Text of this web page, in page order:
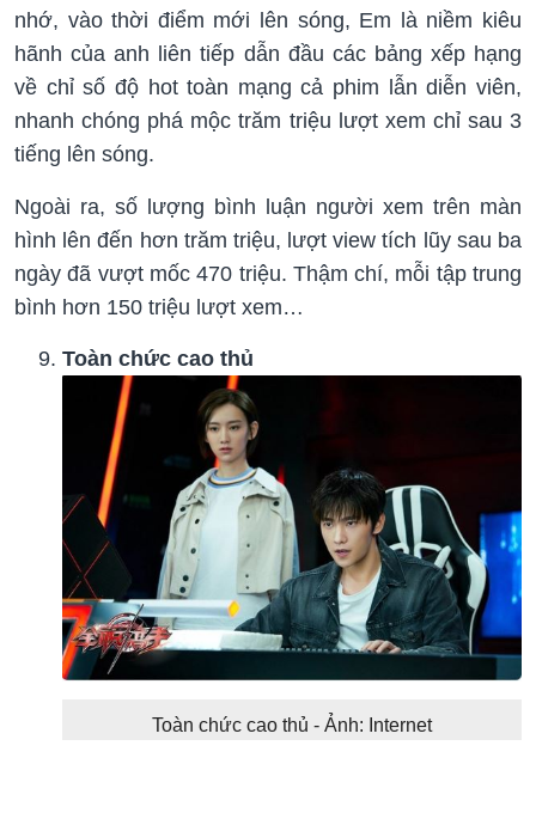
nhớ, vào thời điểm mới lên sóng, Em là niềm kiêu
hãnh của anh liên tiếp dẫn đầu các bảng xếp hạng
về chỉ số độ hot toàn mạng cả phim lẫn diễn viên,
nhanh chóng phá mộc trăm triệu lượt xem chỉ sau 3
tiếng lên sóng.
Ngoài ra, số lượng bình luận người xem trên màn
hình lên đến hơn trăm triệu, lượt view tích lũy sau ba
ngày đã vượt mốc 470 triệu. Thậm chí, mỗi tập trung
bình hơn 150 triệu lượt xem…
Toàn chức cao thủ
Toàn chức cao thủ - Ảnh: Internet